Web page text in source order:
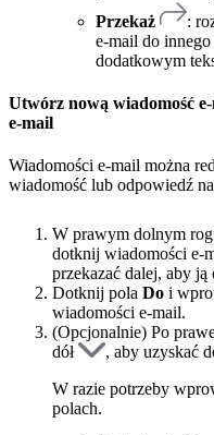
Przekaż
:
e-mail do
dodatkowym
Utwórz nową wiadomość
e-mail
Wiadomości e-mail można
wiadomość lub odpowiedź
W prawym dolnym
dotknij wiadomości e-
przekazać dalej, aby ją
Dotknij pola Do i
wiadomości e-mail.
(Opcjonalnie) Po
dół
, aby uzyskać
W razie potrzeby
polach.